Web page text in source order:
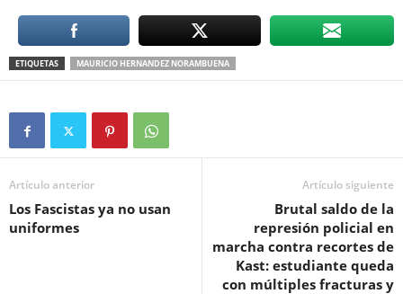
ETIQUETAS MAURICIO HERNANDEZ NORAMBUENA
Artículo anterior
Los Fascistas ya no usan
uniformes
Artículo siguiente
Brutal saldo de la
represión policial en
marcha contra recortes de
Kast: estudiante queda
con múltiples fracturas y